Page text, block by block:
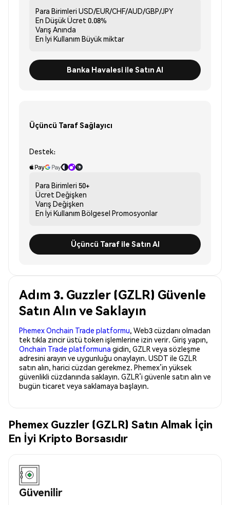
Para Birimleri USD/EUR/CHF/AUD/GBP/JPY
En Düşük Ücret 0.08%
Varış Anında
En İyi Kullanım Büyük miktar
Banka Havalesi ile Satın Al
Üçüncü Taraf Sağlayıcı
Destek:
Para Birimleri 50+
Ücret Değişken
Varış Değişken
En İyi Kullanım Bölgesel Promosyonlar
Üçüncü Taraf ile Satın Al
Adım 3. Guzzler (GZLR) Güvenle
Satın Alın ve Saklayın
Phemex Onchain Trade platformu, Web3 cüzdanı olmadan
tek tıkla zincir üstü token işlemlerine izin verir. Giriş yapın,
Onchain Trade platformuna gidin, GZLR veya sözleşme
adresini arayın ve uygunluğu onaylayın. USDT ile GZLR
satın alın, harici cüzdan gerekmez. Phemex’in yüksek
güvenlikli cüzdanında saklayın. GZLR’i güvenle satın alın ve
bugün ticaret veya saklamaya başlayın.
Phemex Guzzler (GZLR) Satın Almak İçin
En İyi Kripto Borsasıdır
Güvenilir